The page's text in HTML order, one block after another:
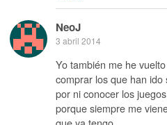
NeoJ
3 abril 2014
Yo también me he
comprar los que han
por ni conocer los
porque siempre me